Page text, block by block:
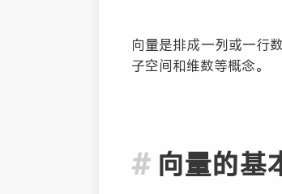
向量是排成一列或一行
子空间和维数等概念。
向量的基